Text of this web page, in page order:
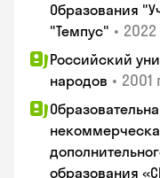
Образования
"Темпус" • 2022
Российский
народов • 2001
образования